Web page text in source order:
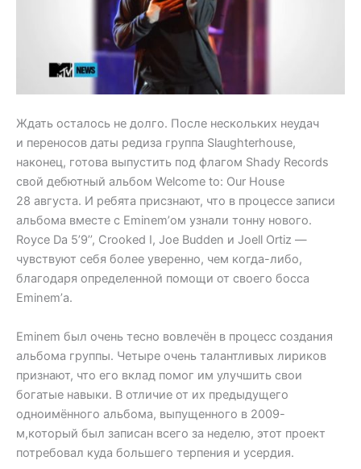
Ждать осталось не долго. После нескольких неудач
и переносов даты редиза группа Slaughterhouse,
наконец, готова выпустить под флагом Shady Records
свой дебютный альбом Welcome to: Our House
28 августа. И ребята присзнают, что в процессе записи
альбома вместе с Eminem’ом узнали тонну нового.
Royce Da 5’9’’, Crooked I, Joe Budden и Joell Ortiz —
чувствуют себя более уверенно, чем когда-либо,
благодаря определенной помощи от своего босса
Eminem’а.
Eminem был очень тесно вовлечён в процесс создания
альбома группы. Четыре очень талантливых лириков
признают, что его вклад помог им улучшить свои
богатые навыки. В отличие от их предыдущего
одноимённого альбома, выпущенного в 2009-
м,который был записан всего за неделю, этот проект
потребовал куда большего терпения и усердия.